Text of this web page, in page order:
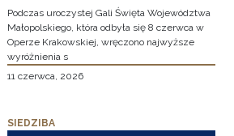
Podczas uroczystej Gali Święta Województwa
Małopolskiego, która odbyła się 8 czerwca w
Operze Krakowskiej, wręczono najwyższe
wyróżnienia s
11 czerwca, 2026
SIEDZIBA